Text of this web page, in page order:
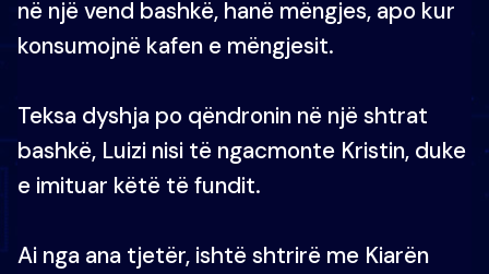
në një vend bashkë, hanë mëngjes, apo kur
konsumojnë kafen e mëngjesit.
Teksa dyshja po qëndronin në një shtrat
bashkë, Luizi nisi të ngacmonte Kristin, duke
e imituar këtë të fundit.
Ai nga ana tjetër, ishtë shtrirë me Kiarën